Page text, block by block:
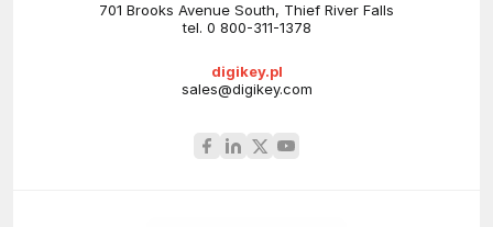
701 Brooks Avenue South, Thief River Falls
tel. 0 800-311-1378
digikey.pl
sales@digikey.com